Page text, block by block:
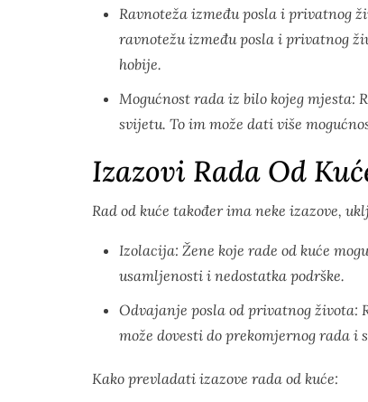
Ravnoteža između posla i privatnog
ravnotežu između posla i privatnog
hobije.
Mogućnost rada iz bilo kojeg mjesta:
svijetu. To im može dati više
Izazovi Rada Od
Rad od kuće također ima neke izazove,
Izolacija: Žene koje rade od kuće
usamljenosti i nedostatka podrške.
Odvajanje posla od privatnog života:
može dovesti do prekomjernog rada i
Kako prevladati izazove rada od kuće: